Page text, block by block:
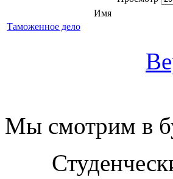
Имя
Таможенное дело
Мы смотрим в